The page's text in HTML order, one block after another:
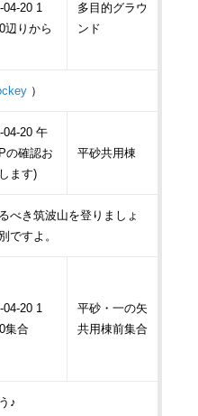
04-20 1
辺りから
多目的グラウ
ンド
）
04-20 午
の確認お
ます)
平砂共用棟
べき筑波山を登りましょ
ですよ。
04-20 1
集合
平砂・一の矢
共用棟前集合
♪